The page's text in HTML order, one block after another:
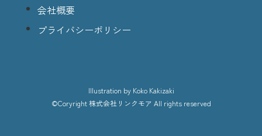
会社概要
プライバシーポリシー
lllustration by Koko Kakizaki
©Coryright 株式会社リンクモア All rights reserved